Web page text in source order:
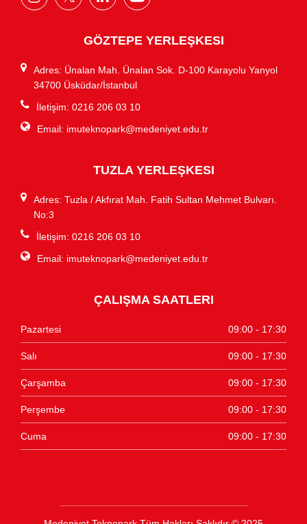
GÖZTEPE YERLEŞKESI
Adres: Ünalan Mah. Ünalan Sok. D-100 Karayolu Yanyol
34700 Üsküdar/İstanbul
İletişim: 0216 206 03 10
Email: imuteknopark@medeniyet.edu.tr
TUZLA YERLEŞKESI
Adres: Tuzla / Akfırat Mah. Fatih Sultan Mehmet Bulvarı.
No:3
İletişim: 0216 206 03 10
Email: imuteknopark@medeniyet.edu.tr
ÇALIŞMA SAATLERI
Pazartesi 09:00 - 17:30
Salı 09:00 - 17:30
Çarşamba 09:00 - 17:30
Perşembe 09:00 - 17:30
Cuma 09:00 - 17:30